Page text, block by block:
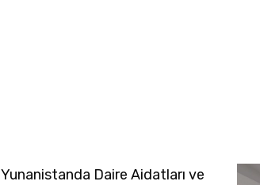
Yunanistanda Daire Aidatları ve